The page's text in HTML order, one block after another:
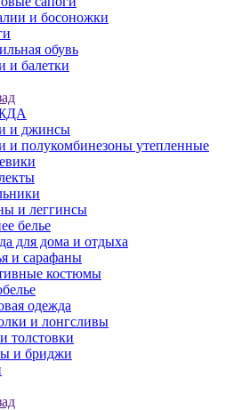
и босоножки
обувь
и балетки
и джинсы
и полукомбинезоны утепленные
и леггинсы
белье
для дома и отдыха
и сарафаны
костюмы
одежда
и лонгсливы
толстовки
и бриджи